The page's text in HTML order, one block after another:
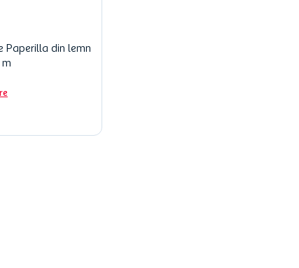
Paperilla din lemn